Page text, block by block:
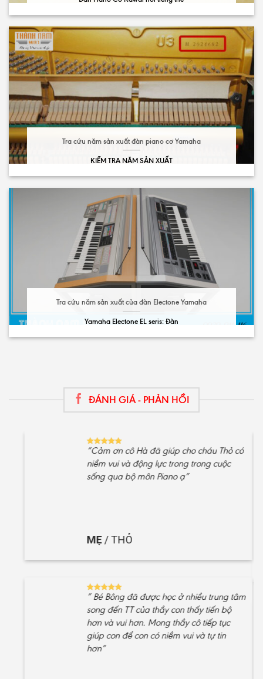
Tra cứu năm sản xuất đàn piano cơ Yamaha
KIỂM TRA NĂM SẢN XUẤT
Tra cứu năm sản xuất của đàn Electone Yamaha
Yamaha Electone EL seris: Đàn
ĐÁNH GIÁ - PHẢN HỒI
“Cảm ơn cô Hà đã giúp cho cháu Thỏ có
niềm vui và động lực trong trong cuộc
sống qua bộ môn Piano ạ”
MẸ/THỎ
” Bé Bông đã được học ở nhiều trung tâm
song đến TT của thầy con thấy tiến bộ
hơn và vui hơn. Mong thầy cô tiếp tục
giúp con để con có niềm vui và tự tin
hơn”